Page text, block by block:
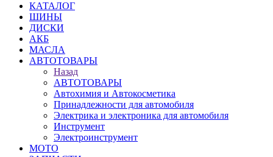
КАТАЛОГ
ШИНЫ
ДИСКИ
АКБ
МАСЛА
АВТОТОВАРЫ
Назад
АВТОТОВАРЫ
Автохимия и Автокосметика
Принадлежности для автомобиля
Электрика и электроника для автомобиля
Инструмент
Электроинструмент
МОТО